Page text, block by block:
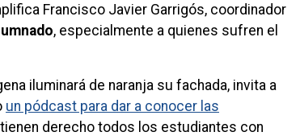
Francisco Javier Garrigós, coordinador
, especialmente a quienes sufren el
iluminará de naranja su fachada, invita a
un pódcast para dar a conocer las
derecho todos los estudiantes con